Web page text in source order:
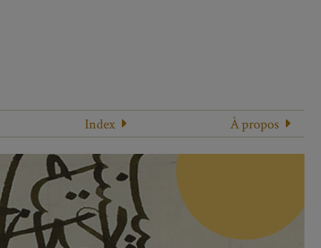
Index À propos